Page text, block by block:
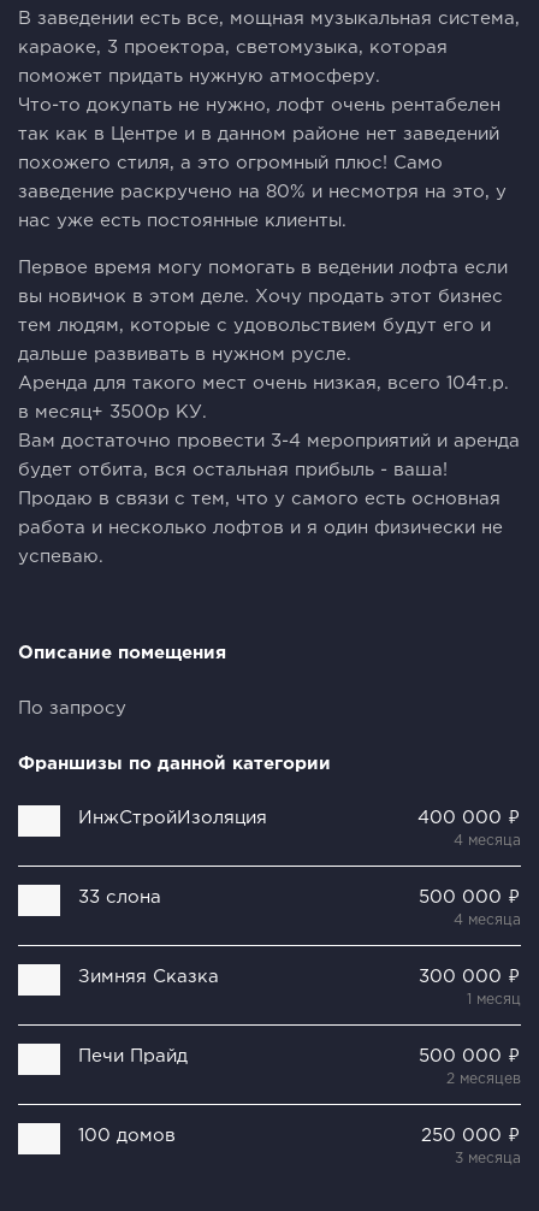
В заведении есть все, мощная музыкальная система,
караоке, 3 проектора, светомузыка, которая
поможет придать нужную атмосферу.
Что-то докупать не нужно, лофт очень рентабелен
так как в Центре и в данном районе нет заведений
похожего стиля, а это огромный плюс! Само
заведение раскручено на 80% и несмотря на это, у
нас уже есть постоянные клиенты.
Первое время могу помогать в ведении лофта если
вы новичок в этом деле. Хочу продать этот бизнес
тем людям, которые с удовольствием будут его и
дальше развивать в нужном русле.
Аренда для такого мест очень низкая, всего 104т.р.
в месяц+ 3500р КУ.
Вам достаточно провести 3-4 мероприятий и аренда
будет отбита, вся остальная прибыль - ваша!
Продаю в связи с тем, что у самого есть основная
работа и несколько лофтов и я один физически не
успеваю.
Описание помещения
По запросу
Франшизы по данной категории
ИнжСтройИзоляция 400 000 ₽
4 месяца
33 слона 500 000 ₽
4 месяца
Зимняя Сказка 300 000 ₽
1 месяц
Печи Прайд 500 000 ₽
2 месяцев
100 домов 250 000 ₽
3 месяца